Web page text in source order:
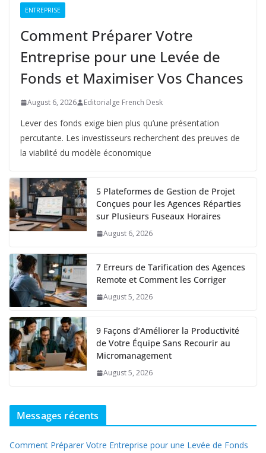
ENTREPRISE
Comment Préparer Votre
Entreprise pour une Levée de
Fonds et Maximiser Vos Chances
August 6, 2026 Editorialge French Desk
Lever des fonds exige bien plus qu’une présentation
percutante. Les investisseurs recherchent des preuves de
la viabilité du modèle économique
5 Plateformes de Gestion de Projet
Conçues pour les Agences Réparties
sur Plusieurs Fuseaux Horaires
August 6, 2026
7 Erreurs de Tarification des Agences
Remote et Comment les Corriger
August 5, 2026
9 Façons d’Améliorer la Productivité
de Votre Équipe Sans Recourir au
Micromanagement
August 5, 2026
Messages récents
Comment Préparer Votre Entreprise pour une Levée de Fonds